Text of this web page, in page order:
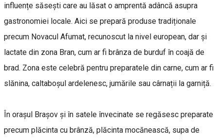
influențe săsești care au lăsat o amprentă adâncă asupra
gastronomiei locale. Aici se prepară produse tradiționale
precum Novacul Afumat, recunoscut la nivel european, dar și
lactate din zona Bran, cum ar fi brânza de burduf în coajă de
brad. Zona este celebră pentru preparatele din carne, cum ar fi
slănina, caltaboșul ardelenesc, jumările sau cârnații la garniță.
În orașul Brașov și în satele învecinate se regăsesc preparate
precum plăcinta cu brânză, plăcinta mocănească, supa de